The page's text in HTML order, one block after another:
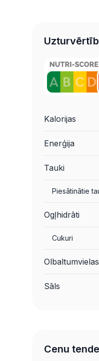
Kalorijas
Enerģija
Tauki
Piesātinātie
Ogļhidrāti
Cukuri
Olbaltumvielas
Sāls
Cenu